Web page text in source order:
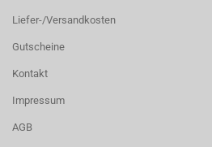
Liefer-/Versandkosten
Gutscheine
Kontakt
Impressum
AGB